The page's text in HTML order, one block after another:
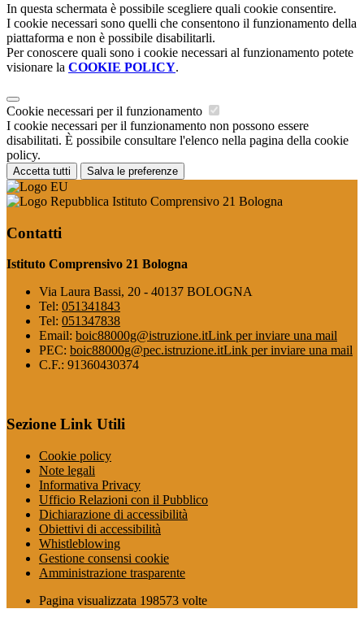
In questa schermata è possibile scegliere quali cookie consentire.
I cookie necessari sono quelli che consentono il funzionamento della
piattaforma e non è possibile disabilitarli.
Per conoscere quali sono i cookie necessari al funzionamento potete
visionare la COOKIE POLICY.
Cookie necessari per il funzionamento
I cookie necessari per il funzionamento non possono essere
disabilitati. È possibile consultare l'elenco nella pagina della cookie
policy.
Accetta tutti Salva le preferenze
Istituto Comprensivo 21 Bologna
Contatti
Istituto Comprensivo 21 Bologna
Via Laura Bassi, 20 - 40137 BOLOGNA
Tel: 051341843
Tel: 051347838
Email: boic88000g@istruzione.itLink per inviare una mail
PEC: boic88000g@pec.istruzione.itLink per inviare una mail
C.F.: 91360430374
Sezione Link Utili
Cookie policy
Note legali
Informativa Privacy
Ufficio Relazioni con il Pubblico
Dichiarazione di accessibilità
Obiettivi di accessibilità
Whistleblowing
Gestione consensi cookie
Amministrazione trasparente
Pagina visualizzata 198573 volte